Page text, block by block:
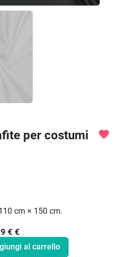
per costumi favorite
cm × 150 cm.
€ €
al carrello